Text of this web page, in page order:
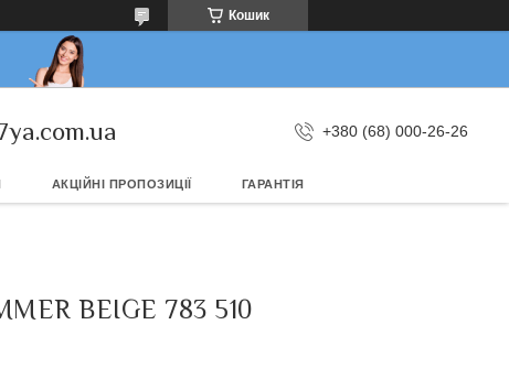
Кошик
+380 (68) 000-26-26
АКЦІЙНІ ПРОПОЗИЦІЇ ГАРАНТІЯ
BEIGE 783 510